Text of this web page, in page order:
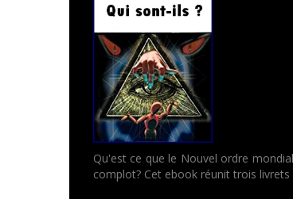
Qu'est ce que le Nouvel ordre
complot? Cet ebook réunit trois